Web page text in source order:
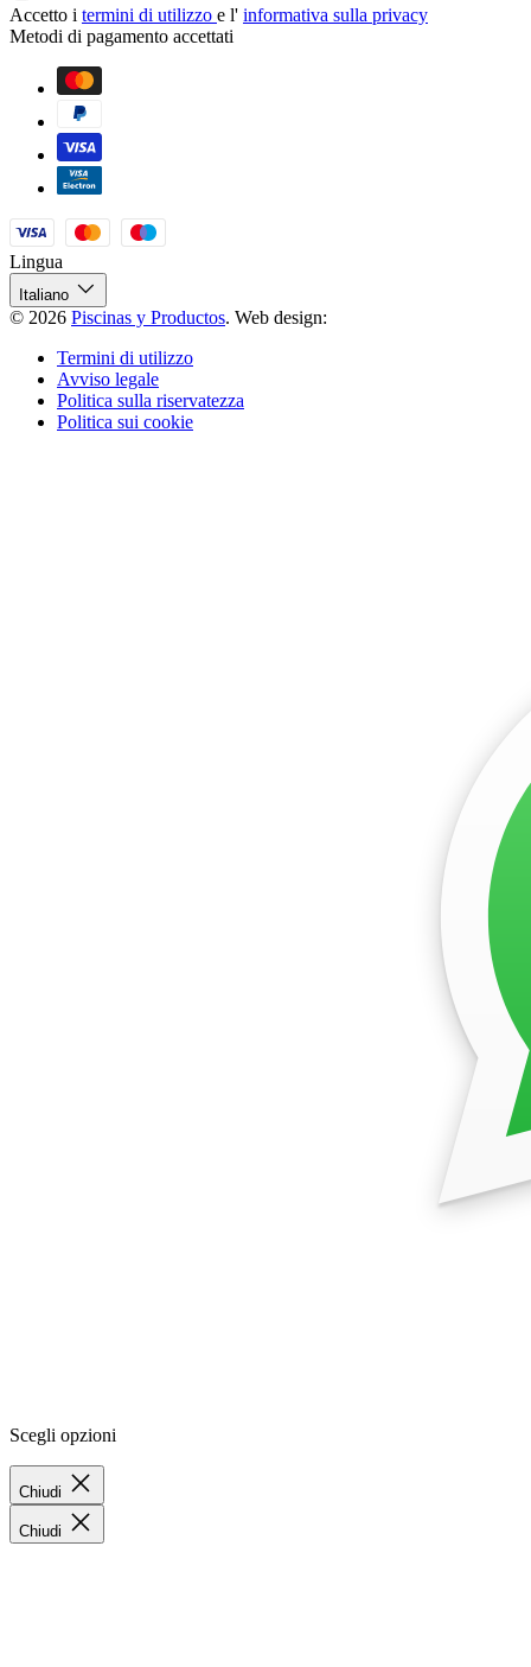
Accetto i termini di utilizzo e l' informativa sulla privacy
Metodi di pagamento accettati
Lingua
Italiano
© 2026 Piscinas y Productos. Web design:
Termini di utilizzo
Avviso legale
Politica sulla riservatezza
Politica sui cookie
Scegli opzioni
Chiudi
Chiudi